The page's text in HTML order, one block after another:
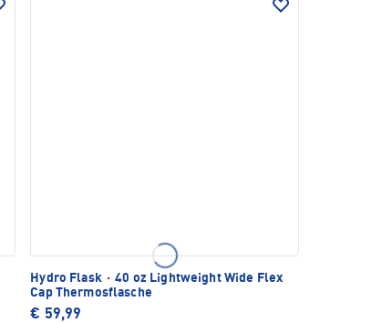
Hydro Flask · 40 oz Lightweight Wide Flex
Cap Thermosflasche
€ 59,99